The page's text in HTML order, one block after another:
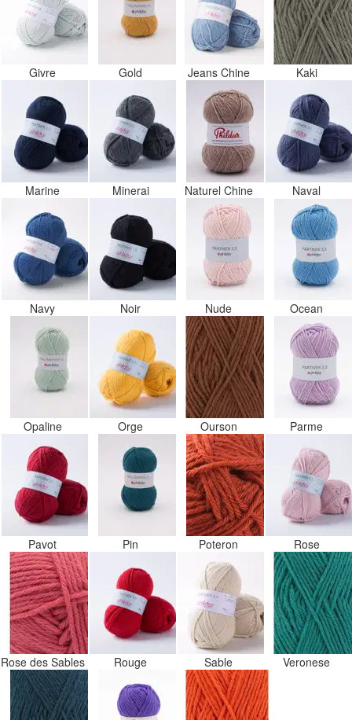
Givre Gold Jeans Chine Kaki
Marine Minerai Naturel Chine Naval
Navy Noir Nude Ocean
Opaline Orge Ourson Parme
Pavot Pin Poteron Rose
Rose des Sables Rouge Sable Veronese